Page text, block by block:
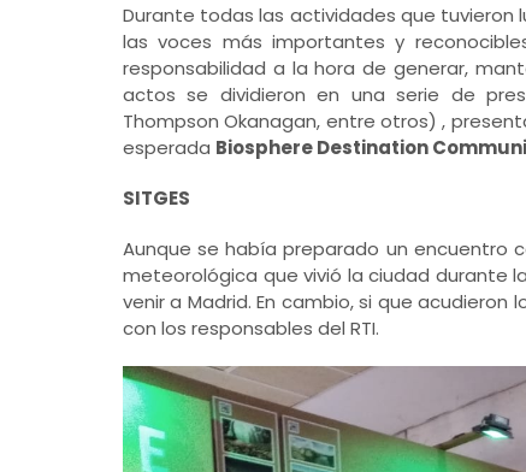
Durante todas las actividades que tuvieron
las voces más importantes y
responsabilidad a la hora de generar,
actos se dividieron en una serie de
Thompson Okanagan, entre otros) ,
esperada Biosphere Destination
SITGES
Aunque se había preparado un encuentro
meteorológica que vivió la ciudad durante
venir a Madrid. En cambio, si que
con los responsables del RTI.